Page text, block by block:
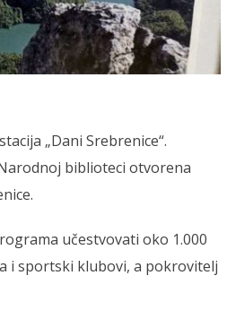
„Dani Srebrenice“.
biblioteci otvorena
učestvovati oko 1.000
i sportski klubovi, a pokrovitelj